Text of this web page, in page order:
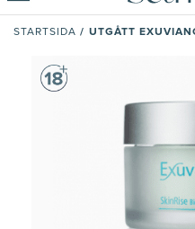
STARTSIDA / UTGÅTT